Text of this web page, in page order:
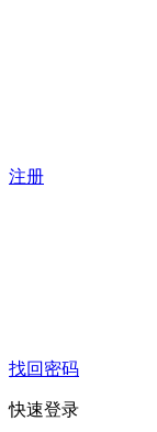
注册
找回密码
快速登录